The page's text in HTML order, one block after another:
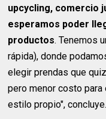
upcycling, comercio
esperamos poder
productos. Tenemos
rápida), donde
elegir prendas que
pero menor costo para
estilo propio", concluye.